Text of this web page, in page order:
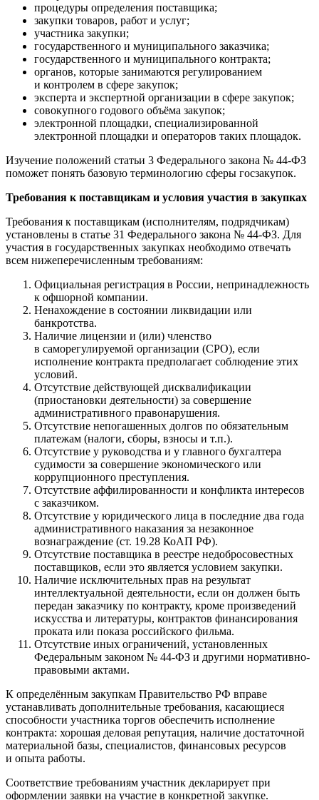
процедуры определения поставщика;
закупки товаров, работ и услуг;
участника закупки;
государственного и муниципального заказчика;
государственного и муниципального контракта;
органов, которые занимаются регулированием
и контролем в сфере закупок;
эксперта и экспертной организации в сфере закупок;
совокупного годового объёма закупок;
электронной площадки, специализированной
электронной площадки и операторов таких площадок.
Изучение положений статьи 3 Федерального закона № 44-ФЗ
поможет понять базовую терминологию сферы госзакупок.
Требования к поставщикам и условия участия в закупках
Требования к поставщикам (исполнителям, подрядчикам)
установлены в статье 31 Федерального закона № 44-ФЗ. Для
участия в государственных закупках необходимо отвечать
всем нижеперечисленным требованиям:
Официальная регистрация в России, непринадлежность
к офшорной компании.
Ненахождение в состоянии ликвидации или
банкротства.
Наличие лицензии и (или) членство
в саморегулируемой организации (СРО), если
исполнение контракта предполагает соблюдение этих
условий.
Отсутствие действующей дисквалификации
(приостановки деятельности) за совершение
административного правонарушения.
Отсутствие непогашенных долгов по обязательным
платежам (налоги, сборы, взносы и т.п.).
Отсутствие у руководства и у главного бухгалтера
судимости за совершение экономического или
коррупционного преступления.
Отсутствие аффилированности и конфликта интересов
с заказчиком.
Отсутствие у юридического лица в последние два года
административного наказания за незаконное
вознаграждение (ст. 19.28 КоАП РФ).
Отсутствие поставщика в реестре недобросовестных
поставщиков, если это является условием закупки.
Наличие исключительных прав на результат
интеллектуальной деятельности, если он должен быть
передан заказчику по контракту, кроме произведений
искусства и литературы, контрактов финансирования
проката или показа российского фильма.
Отсутствие иных ограничений, установленных
Федеральным законом № 44-ФЗ и другими нормативно-
правовыми актами.
К определённым закупкам Правительство РФ вправе
устанавливать дополнительные требования, касающиеся
способности участника торгов обеспечить исполнение
контракта: хорошая деловая репутация, наличие достаточной
материальной базы, специалистов, финансовых ресурсов
и опыта работы.
Соответствие требованиям участник декларирует при
оформлении заявки на участие в конкретной закупке.